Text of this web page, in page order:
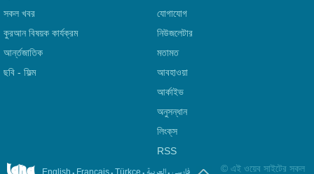
সকল খবর
কুরআন বিষয়ক কার্যক্রম
আর্ন্তজাতিক
ছবি‎ - ফিল্ম
যোগাযোগ
নিউজলেটার
মতামত
আবহাওয়া
আর্কাইভ
অনুসন্ধান
লিংক্‌স
RSS
English . Français. Türkçe . العربیة.فارسی © এই ওয়েব সাইটের সকল